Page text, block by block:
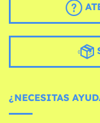
¿NECESITAS